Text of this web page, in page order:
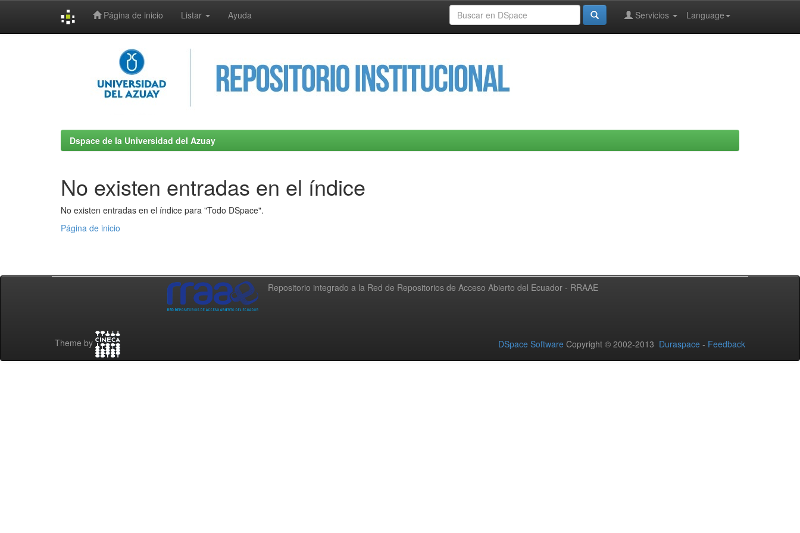
Página de inicio Listar Ayuda Language
Servicios
Dspace de la Universidad del Azuay
No existen entradas en el índice
No existen entradas en el índice para "Todo DSpace".
Página de inicio
Repositorio integrado a la Red de Repositorios de Acceso Abierto del Ecuador - RRAAE
Theme by DSpace Software Copyright © 2002-2013 Duraspace - Feedback